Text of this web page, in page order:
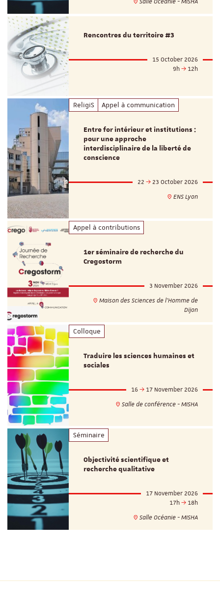
Rencontres du territoire #3
15 October 2026
9h
12h
ReligiS Appel à communication
Entre for intérieur et institutions :
pour une approche
interdisciplinaire de la liberté de
conscience
22
23 October 2026
ENS Lyon
Appel à contributions
1er séminaire de recherche du
Cregostorm
3 November 2026
Maison des Sciences de l'Homme de
Dijon
Colloque
Traduire les sciences humaines et
sociales
16
17 November 2026
Salle de conférence - MISHA
Séminaire
Objectivité scientifique et
recherche qualitative
17 November 2026
17h
18h
Salle Océanie - MISHA